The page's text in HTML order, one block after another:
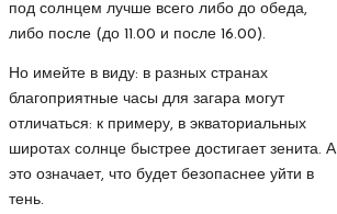
под солнцем лучше всего либо до обеда,
либо после (до 11.00 и после 16.00).
Но имейте в виду: в разных странах
благоприятные часы для загара могут
отличаться: к примеру, в экваториальных
широтах солнце быстрее достигает зенита. А
это означает, что будет безопаснее уйти в
тень.